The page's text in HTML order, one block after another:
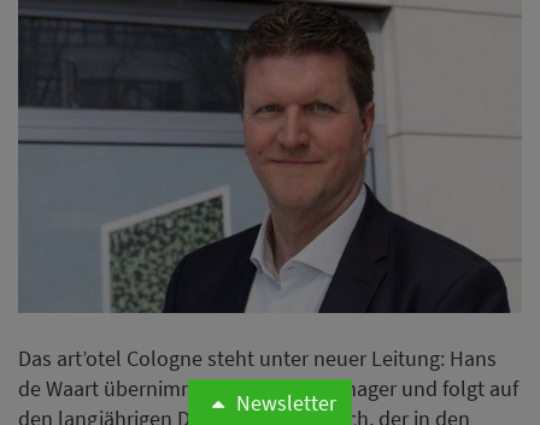
Das art’otel Cologne steht unter neuer Leitung: Hans
de Waart übernimmt als General Manager und folgt auf
den langjährigen Direktor Philip Skitch, der in den
Newsletter